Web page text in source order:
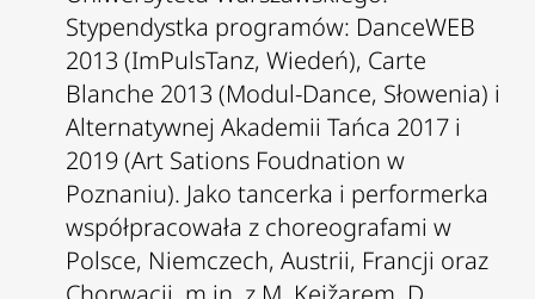
Stypendystka programów: DanceWEB
2013 (ImPulsTanz, Wiedeń), Carte
Blanche 2013 (Modul-Dance, Słowenia) i
Alternatywnej Akademii Tańca 2017 i
2019 (Art Sations Foudnation w
Poznaniu). Jako tancerka i performerka
współpracowała z choreografami w
Polsce, Niemczech, Austrii, Francji oraz